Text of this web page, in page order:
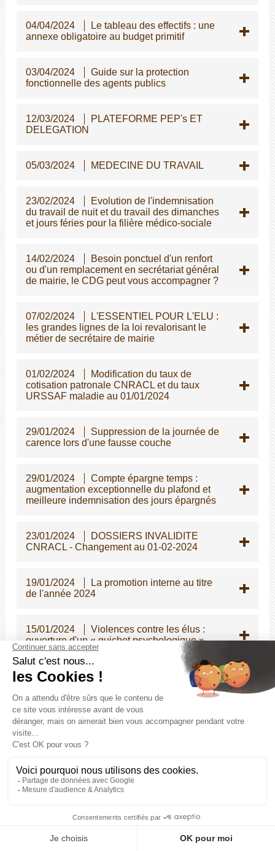
04/04/2024
Le tableau des effectifs : une
annexe obligatoire au budget primitif
03/04/2024
Guide sur la protection
fonctionnelle des agents publics
12/03/2024
PLATEFORME PEP's ET
DELEGATION
05/03/2024 MEDECINE DU TRAVAIL
23/02/2024
Evolution de l'indemnisation
du travail de nuit et du travail des dimanches
et jours féries pour la filière médico-sociale
14/02/2024
Besoin ponctuel d'un renfort
ou d'un remplacement en secrétariat général
de mairie, le CDG peut vous accompagner ?
07/02/2024
L'ESSENTIEL POUR L'ELU :
les grandes lignes de la loi revalorisant le
métier de secrétaire de mairie
01/02/2024
Modification du taux de
cotisation patronale CNRACL et du taux
URSSAF maladie au 01/01/2024
29/01/2024
Suppression de la journée de
carence lors d'une fausse couche
29/01/2024
Compte épargne temps :
augmentation exceptionnelle du plafond et
meilleure indemnisation des jours épargnés
23/01/2024
DOSSIERS INVALIDITE
CNRACL - Changement au 01-02-2024
19/01/2024
La promotion interne au titre
de l'année 2024
15/01/2024
Violences contre les élus :
ouverture d'un « guichet psychologique »
15/01/2024
Modification des dispositions
statutaires relatives à la promotion interne
dans la fonction publique territoriale
15/01/2024
Secrétaire de mairie
15/01/2024
Indemnité de gardiennage des
églises communales : évolution des montants
15/01/2024
Gratification de stage :